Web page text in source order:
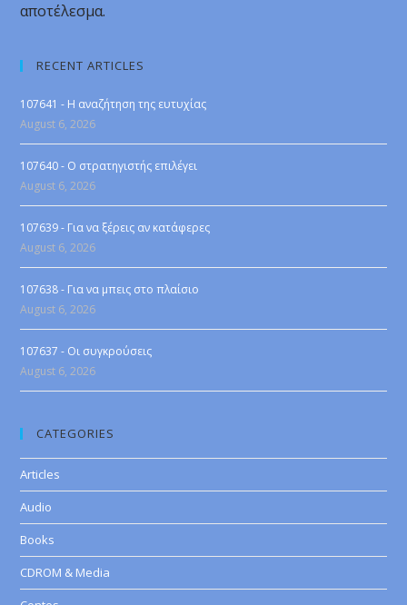
αποτέλεσμα.
RECENT ARTICLES
107641 - Η αναζήτηση της ευτυχίας
August 6, 2026
107640 - Ο στρατηγιστής επιλέγει
August 6, 2026
107639 - Για να ξέρεις αν κατάφερες
August 6, 2026
107638 - Για να μπεις στο πλαίσιο
August 6, 2026
107637 - Οι συγκρούσεις
August 6, 2026
CATEGORIES
Articles
Audio
Books
CDROM & Media